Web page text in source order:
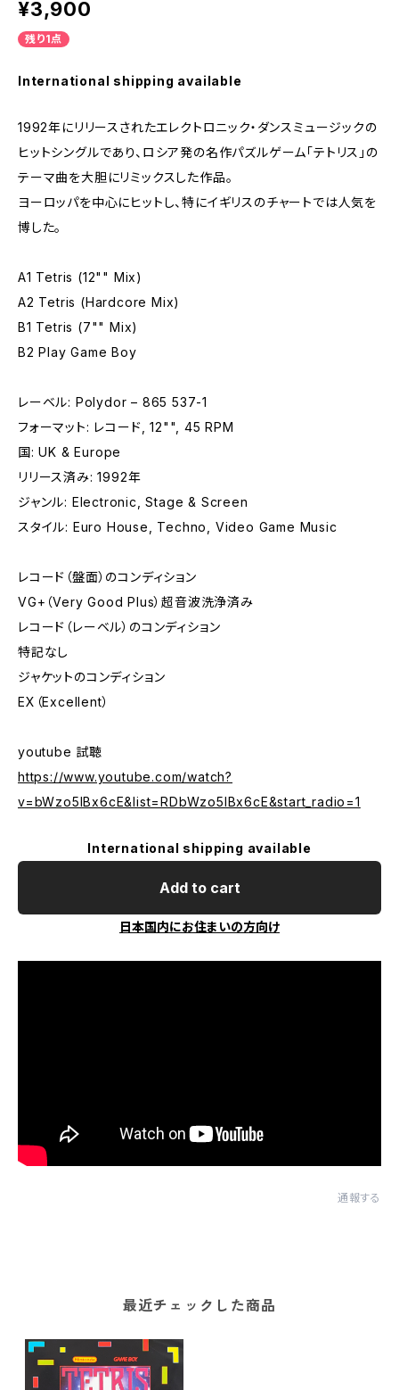
¥3,900
残り1点
International shipping available
1992年にリリースされたエレクトロニック・ダンスミュージックの
ヒットシングルであり、ロシア発の名作パズルゲーム「テトリス」の
テーマ曲を大胆にリミックスした作品。
ヨーロッパを中心にヒットし、特にイギリスのチャートでは人気を
博した。
A1 Tetris (12"" Mix)
A2 Tetris (Hardcore Mix)
B1 Tetris (7"" Mix)
B2 Play Game Boy
レーベル: Polydor – 865 537-1
フォーマット: レコード, 12"", 45 RPM
国: UK & Europe
リリース済み: 1992年
ジャンル: Electronic, Stage & Screen
スタイル: Euro House, Techno, Video Game Music
レコード（盤面）のコンディション
VG+（Very Good Plus）超音波洗浄済み
レコード（レーベル）のコンディション
特記なし
ジャケットのコンディション
EX（Excellent）
youtube 試聴
https://www.youtube.com/watch?
v=bWzo5IBx6cE&list=RDbWzo5IBx6cE&start_radio=1
International shipping available
Add to cart
日本国内にお住まいの方向け
通報する
最近チェックした商品